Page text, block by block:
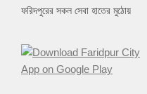
ফরিদপুরের সকল সেবা হাতের মুঠোয়